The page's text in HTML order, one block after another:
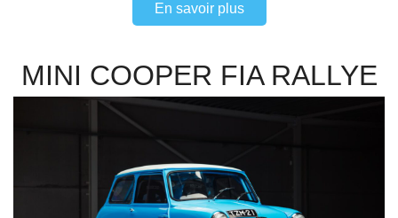
En savoir plus
MINI COOPER FIA RALLYE